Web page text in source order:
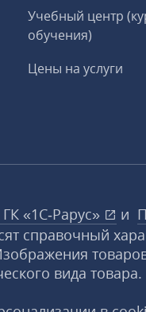
Учебный центр
обучения)
Цены на услуги
«1С‑Рарус» и
справочный
вида товара.